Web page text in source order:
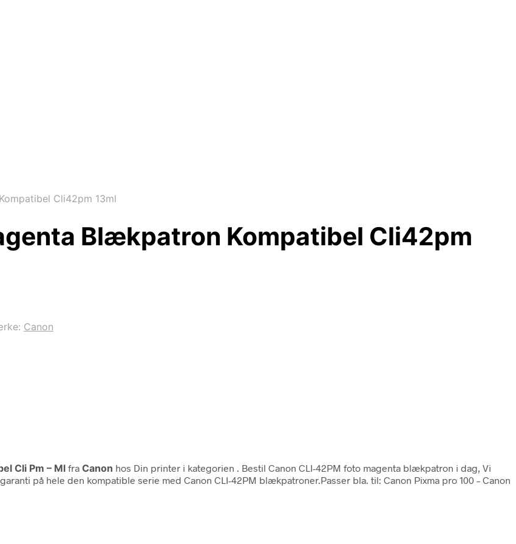
Cli42pm 13ml
Blækpatron Kompatibel Cli42pm
Canon
Cli Pm – Ml fra Canon hos Din printer i kategorien
. Bestil Canon CLI-42PM foto magenta blækpatron i dag, Vi
på hele den kompatible serie med Canon CLI-42PM blækpatroner.Passer bla. til: Canon Pixma pro 100 – Canon